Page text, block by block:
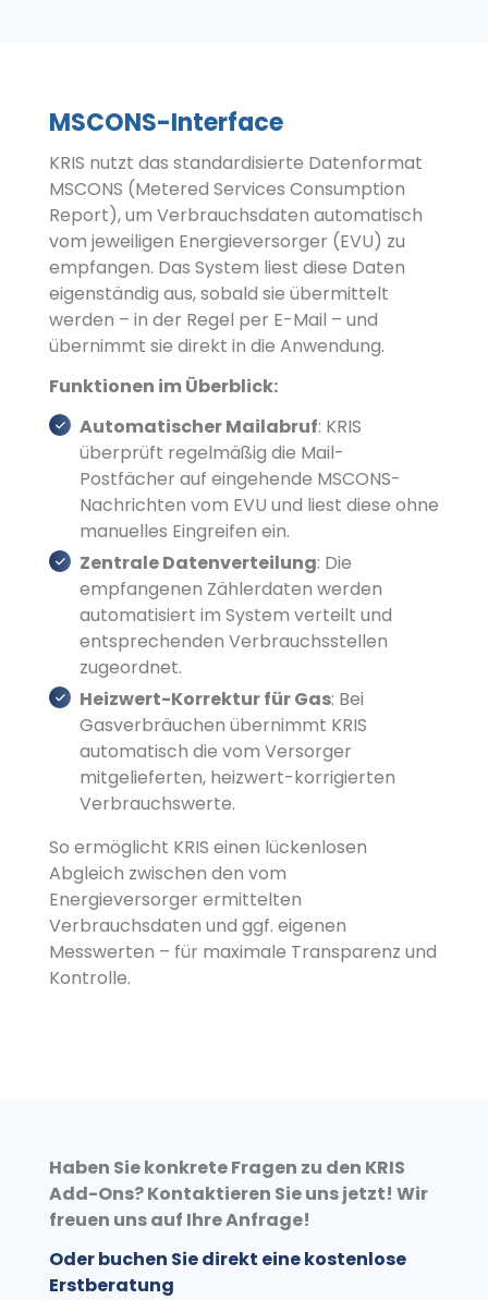
MSCONS-Interface
KRIS nutzt das standardisierte Datenformat
MSCONS (Metered Services Consumption
Report), um Verbrauchsdaten automatisch
vom jeweiligen Energieversorger (EVU) zu
empfangen. Das System liest diese Daten
eigenständig aus, sobald sie übermittelt
werden – in der Regel per E-Mail – und
übernimmt sie direkt in die Anwendung.
Funktionen im Überblick:
Automatischer Mailabruf: KRIS
überprüft regelmäßig die Mail-
Postfächer auf eingehende MSCONS-
Nachrichten vom EVU und liest diese ohne
manuelles Eingreifen ein.
Zentrale Datenverteilung: Die
empfangenen Zählerdaten werden
automatisiert im System verteilt und
entsprechenden Verbrauchsstellen
zugeordnet.
Heizwert-Korrektur für Gas: Bei
Gasverbräuchen übernimmt KRIS
automatisch die vom Versorger
mitgelieferten, heizwert-korrigierten
Verbrauchswerte.
So ermöglicht KRIS einen lückenlosen
Abgleich zwischen den vom
Energieversorger ermittelten
Verbrauchsdaten und ggf. eigenen
Messwerten – für maximale Transparenz und
Kontrolle.
Haben Sie konkrete Fragen zu den KRIS
Add-Ons? Kontaktieren Sie uns jetzt! Wir
freuen uns auf Ihre Anfrage!
Oder buchen Sie direkt eine kostenlose
Erstberatung